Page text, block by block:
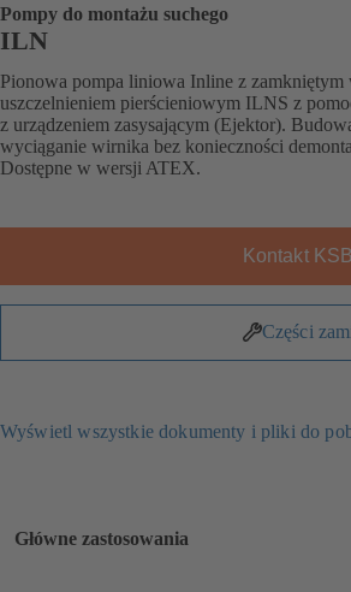
Pompy do montażu suchego
ILN
Pionowa pompa liniowa Inline z
uszczelnieniem pierścieniowym ILNS z
z urządzeniem zasysającym (Ejektor).
wyciąganie wirnika bez konieczności
Dostępne w wersji ATEX.
Kontakt KSB
Części
Wyświetl wszystkie dokumenty i pliki do
Główne zastosowania